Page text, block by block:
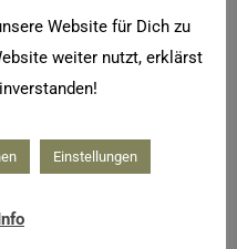
Website für Dich zu
weiter nutzt, erklärst
Einstellungen